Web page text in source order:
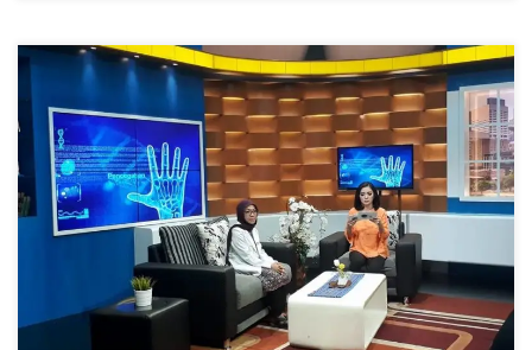
Live Interactive bersama dr Herni Basir, SpPD tentang “Bau
Mulut” di DAAi TV pada acara Dunia Sehat